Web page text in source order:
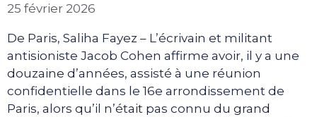
25 février 2026
De Paris, Saliha Fayez – L’écrivain et militant
antisioniste Jacob Cohen affirme avoir, il y a une
douzaine d’années, assisté à une réunion
confidentielle dans le 16e arrondissement de
Paris, alors qu’il n’était pas connu du grand